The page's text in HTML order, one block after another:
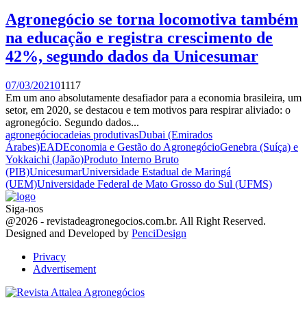
Agronegócio se torna locomotiva também
na educação e registra crescimento de
42%, segundo dados da Unicesumar
07/03/202101117
Em um ano absolutamente desafiador para a economia brasileira, um
setor, em 2020, se destacou e tem motivos para respirar aliviado: o
agronegócio. Segundo dados...
agronegóciocadeias produtivasDubai (Emirados
Árabes)EADEconomia e Gestão do AgronegócioGenebra (Suíça) e
Yokkaichi (Japão)Produto Interno Bruto
(PIB)UnicesumarUniversidade Estadual de Maringá
(UEM)Universidade Federal de Mato Grosso do Sul (UFMS)
Siga-nos
Facebook
Twitter
Instagram
Linkedin
Youtube
Email
@2026 - revistadeagronegocios.com.br. All Right Reserved.
Designed and Developed by PenciDesign
Privacy
Advertisement